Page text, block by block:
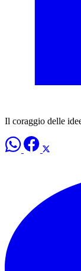
Il coraggio delle